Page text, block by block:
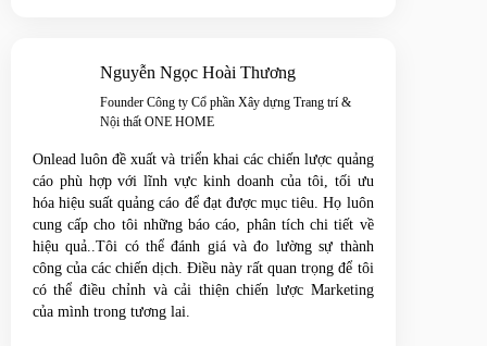
Nguyễn Ngọc Hoài Thương
Founder Công ty Cổ phần Xây dựng Trang trí &
Nội thất ONE HOME
Onlead luôn đề xuất và triển khai các chiến lược quảng
cáo phù hợp với lĩnh vực kinh doanh của tôi, tối ưu
hóa hiệu suất quảng cáo để đạt được mục tiêu. Họ luôn
cung cấp cho tôi những báo cáo, phân tích chi tiết về
hiệu quả..Tôi có thể đánh giá và đo lường sự thành
công của các chiến dịch. Điều này rất quan trọng để tôi
có thể điều chỉnh và cải thiện chiến lược Marketing
của mình trong tương lai.